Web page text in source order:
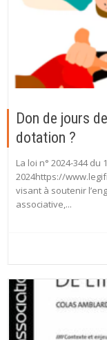
Don de jours
dotation ?
La loi n° 2024-344 du
2024https://
visant à soutenir
associative,...